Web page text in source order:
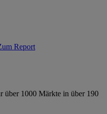
Report
über 1000 Märkte in über 190